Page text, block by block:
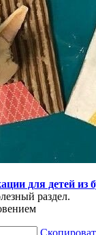
для детей из
раздел.